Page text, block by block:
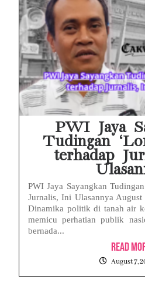
PWI Jaya
Tudingan
terhadap
PWI Jaya Sayangkan
Jurnalis, Ini Ulasannya
Dinamika politik di tanah air
memicu perhatian publik
bernada...
Read
August 7,